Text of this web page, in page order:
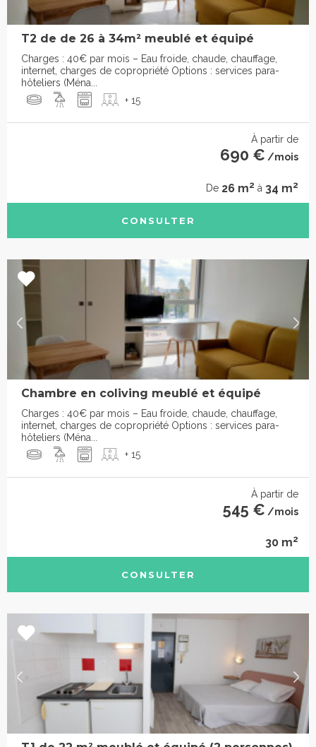
T2 de de 26 à 34m² meublé et équipé
Charges : 40€ par mois – Eau froide, chaude, chauffage,
internet, charges de copropriété Options : services para-
hôteliers (Ména...
+ 15
À partir de
690 € /mois
De 26 m2 à 34 m2
CONSULTER
Chambre en coliving meublé et équipé
Charges : 40€ par mois – Eau froide, chaude, chauffage,
internet, charges de copropriété Options : services para-
hôteliers (Ména...
+ 15
À partir de
545 € /mois
30 m2
CONSULTER